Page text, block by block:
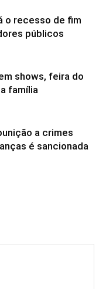
o recesso de fim
públicos
shows, feira do
família
a crimes
é sancionada